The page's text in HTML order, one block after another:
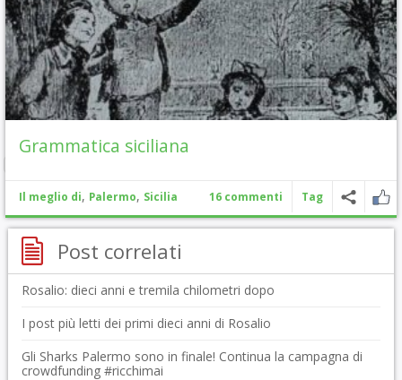
Grammatica siciliana
Il meglio di, Palermo, Sicilia 16 commenti Tag
Post correlati
Rosalio: dieci anni e tremila chilometri dopo
I post più letti dei primi dieci anni di Rosalio
Gli Sharks Palermo sono in finale! Continua la campagna di
crowdfunding #ricchimai